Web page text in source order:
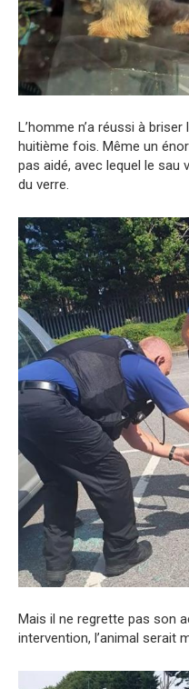
L’homme n’a réussi à
huitième fois. Même un
pas aidé, avec lequel le sau
du verre.
Mais il ne regrette pas son
intervention, l’animal serait